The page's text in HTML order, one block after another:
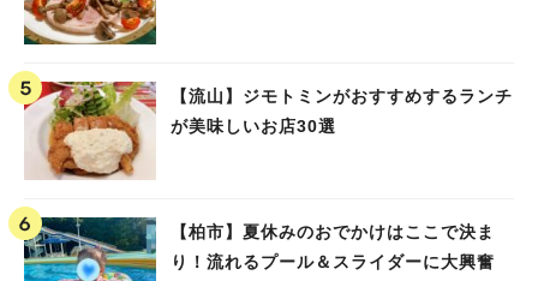
【流山】ジモトミンがおすすめするランチ
が美味しいお店30選
【柏市】夏休みのおでかけはここで決ま
り！流れるプール＆スライダーに大興奮